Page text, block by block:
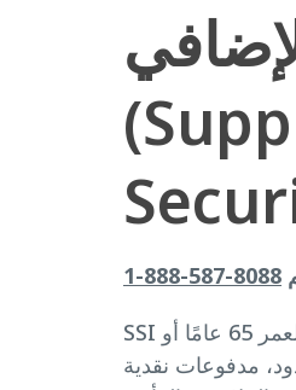
8088-587-888-1
SSI هو برنامج فيدرالي يمنح الأشخاص الذين يبلغون من العمر 65 عامًا أو
مدفوعات نقدية